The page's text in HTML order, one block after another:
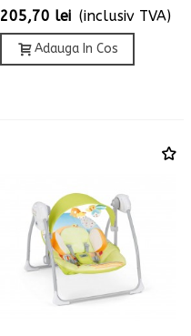
205,70 lei (inclusiv TVA)
Adauga In Cos